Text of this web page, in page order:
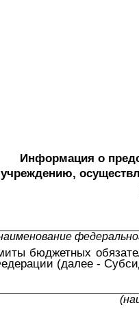
Информация о
учреждению,
бюджетных
(далее -